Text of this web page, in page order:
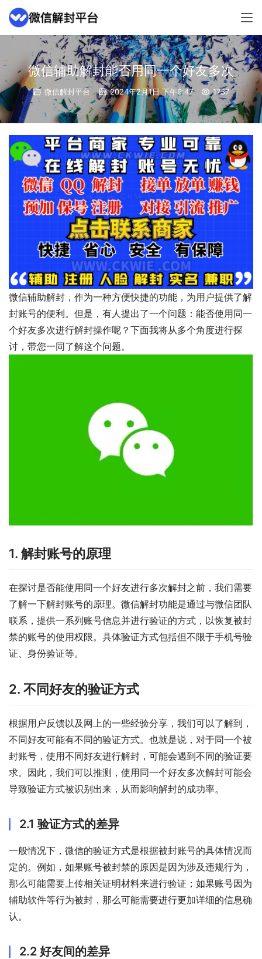
微信辅助解封能否用同一个好友多次
微信解封平台 2024年2月1日 下午9:47 1737
微信辅助解封，作为一种方便快捷的功能，为用户提供了解
封账号的便利。但是，有人提出了一个问题：能否使用同一
个好友多次进行解封操作呢？下面我将从多个角度进行探
讨，带您一同了解这个问题。
1. 解封账号的原理
在探讨是否能使用同一个好友进行多次解封之前，我们需要
了解一下解封账号的原理。微信解封功能是通过与微信团队
联系，提供一系列账号信息并进行验证的方式，以恢复被封
禁的账号的使用权限。具体验证方式包括但不限于手机号验
证、身份验证等。
2. 不同好友的验证方式
根据用户反馈以及网上的一些经验分享，我们可以了解到，
不同好友可能有不同的验证方式。也就是说，对于同一个被
封账号，使用不同好友进行解封，可能会遇到不同的验证要
求。因此，我们可以推测，使用同一个好友多次解封可能会
导致验证方式被识别出来，从而影响解封的成功率。
2.1 验证方式的差异
一般情况下，微信的验证方式是根据被封账号的具体情况而
定的。例如，如果账号被封禁的原因是因为涉及违规行为，
那么可能需要上传相关证明材料来进行验证；如果账号因为
辅助软件等行为被封，那么可能需要进行更加详细的信息确
认。
2.2 好友间的差异